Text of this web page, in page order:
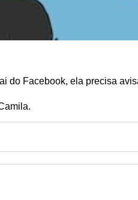
do Facebook, ela precisa